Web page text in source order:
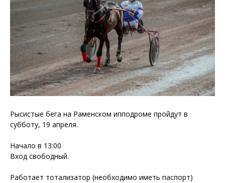
Рысистые бега на Раменском ипподроме пройдут в
субботу, 19 апреля.
Начало в 13:00
Вход свободный.
Работает тотализатор (необходимо иметь паспорт)